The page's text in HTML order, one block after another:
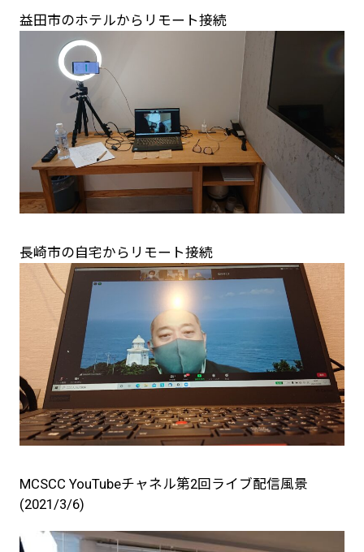
益田市のホテルからリモート接続
長崎市の自宅からリモート接続
MCSCC YouTubeチャネル第2回ライブ配信風景
(2021/3/6)